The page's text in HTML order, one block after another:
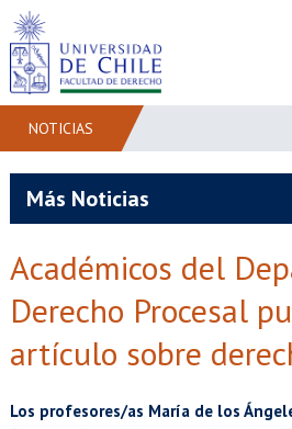
POSTGRADO
ADMISIÓN
NOTICIAS
Más Noticias
Académicos del
Derecho Procesal
artículo sobre
Los profesores/as María de los